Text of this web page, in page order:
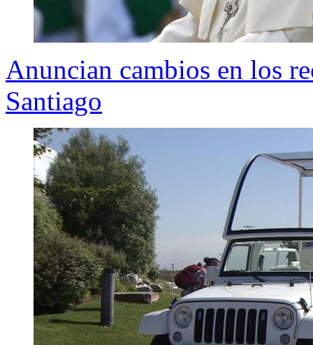
Anuncian cambios en los
Santiago